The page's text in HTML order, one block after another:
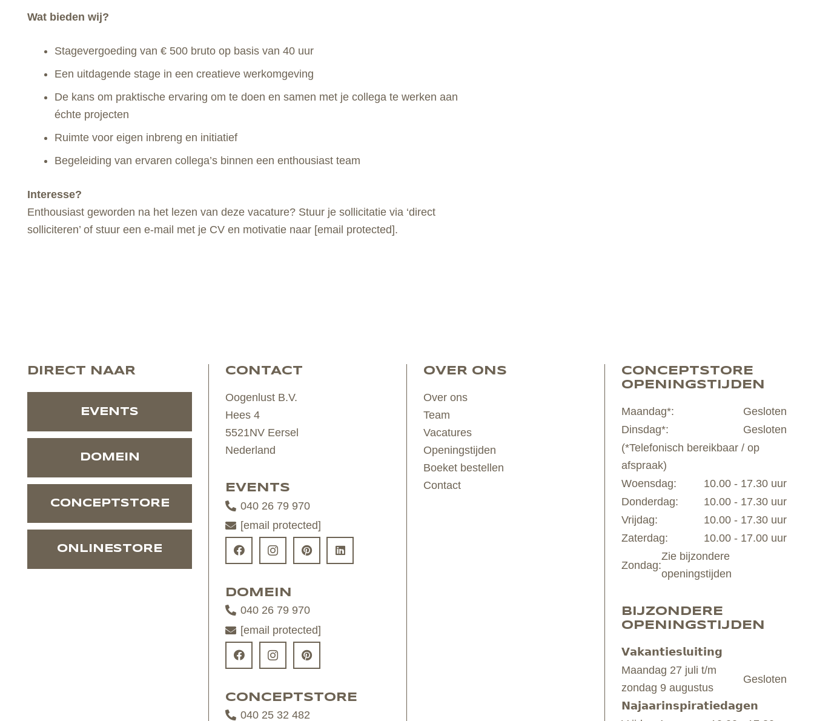
Wat bieden wij?
Stagevergoeding van € 500 bruto op basis van 40 uur
Een uitdagende stage in een creatieve werkomgeving
De kans om praktische ervaring om te doen en samen met je collega te werken aan
échte projecten
Ruimte voor eigen inbreng en initiatief
Begeleiding van ervaren collega’s binnen een enthousiast team
Interesse?
Enthousiast geworden na het lezen van deze vacature? Stuur je sollicitatie via ‘direct
solliciteren’ of stuur een e-mail met je CV en motivatie naar [email protected].
DIRECT NAAR
EVENTS
DOMEIN
CONCEPTSTORE
ONLINESTORE
CONTACT
Oogenlust B.V.
Hees 4
5521NV Eersel
Nederland
EVENTS
040 26 79 970
[email protected]
DOMEIN
040 26 79 970
[email protected]
CONCEPTSTORE
040 25 32 482
OVER ONS
Over ons
Team
Vacatures
Openingstijden
Boeket bestellen
Contact
CONCEPTSTORE
OPENINGSTIJDEN
Maandag*:
Gesloten
Dinsdag*:
Gesloten
(*Telefonisch bereikbaar / op
afspraak)
Woensdag:
10.00 - 17.30 uur
Donderdag:
10.00 - 17.30 uur
Vrijdag:
10.00 - 17.30 uur
Zaterdag:
10.00 - 17.00 uur
Zondag:
Zie bijzondere
openingstijden
BIJZONDERE
OPENINGSTIJDEN
𝗩𝗮𝗸𝗮𝗻𝘁𝗶𝗲𝘀𝗹𝘂𝗶𝘁𝗶𝗻𝗴
Maandag 27 juli t/m
zondag 9 augustus
Gesloten
𝗡𝗮𝗷𝗮𝗮𝗿𝗶𝗻𝘀𝗽𝗶𝗿𝗮𝘁𝗶𝗲𝗱𝗮𝗴𝗲𝗻